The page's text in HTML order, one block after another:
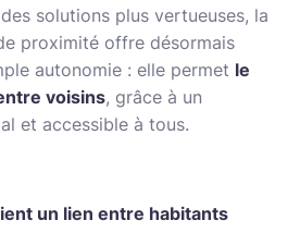
solutions plus vertueuses, la
proximité offre désormais
autonomie : elle permet le
voisins, grâce à un
et accessible à tous.
un lien entre habitants